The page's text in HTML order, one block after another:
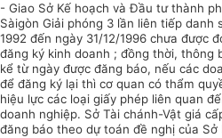
- Giao Sở Kế hoạch và Đầu tư thành
Sàigòn Giải phóng 3 lần liên tiếp danh
1992 đến ngày 31/12/1996 chưa được
đăng ký kinh doanh ; đồng thời, thông
kể từ ngày được đăng báo, nếu các
để đăng ký lại thì cơ quan có thẩm
hiệu lực các loại giấy phép liên quan
doanh nghiệp. Sở Tài chánh-Vật giá
đăng báo theo dự toán đề nghị của